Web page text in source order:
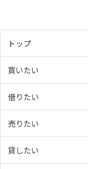
トップ
買いたい
借りたい
売りたい
貸したい